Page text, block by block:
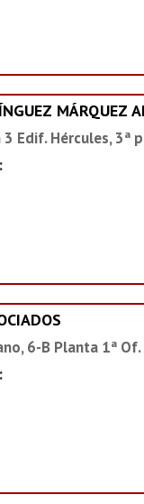
MÁRQUEZ
Edif. Hércules, 3ª
6-B Planta 1ª